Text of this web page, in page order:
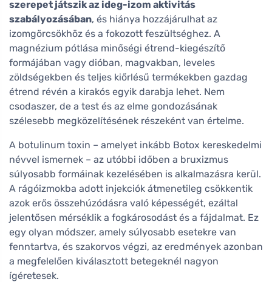
szerepet játszik az ideg-izom aktivitás
szabályozásában, és hiánya hozzájárulhat az
izomgörcsökhöz és a fokozott feszültséghez. A
magnézium pótlása minőségi étrend-kiegészítő
formájában vagy dióban, magvakban, leveles
zöldségekben és teljes kiőrlésű termékekben gazdag
étrend révén a kirakós egyik darabja lehet. Nem
csodaszer, de a test és az elme gondozásának
szélesebb megközelítésének részeként van értelme.
A botulinum toxin – amelyet inkább Botox kereskedelmi
névvel ismernek – az utóbbi időben a bruxizmus
súlyosabb formáinak kezelésében is alkalmazásra kerül.
A rágóizmokba adott injekciók átmenetileg csökkentik
azok erős összehúzódásra való képességét, ezáltal
jelentősen mérséklik a fogkárosodást és a fájdalmat. Ez
egy olyan módszer, amely súlyosabb esetekre van
fenntartva, és szakorvos végzi, az eredmények azonban
a megfelelően kiválasztott betegeknél nagyon
ígéretesek.